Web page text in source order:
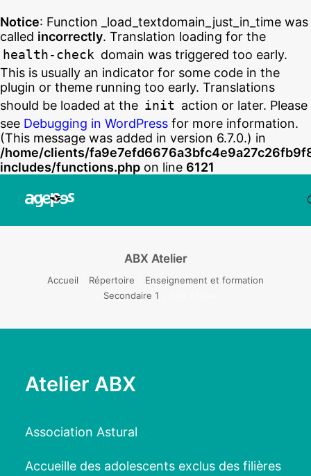
Notice: Function _load_textdomain_just_in_time was
called incorrectly. Translation loading for the
health-check domain was triggered too early.
This is usually an indicator for some code in the
plugin or theme running too early. Translations
should be loaded at the init action or later. Please
see Debugging in WordPress for more information.
(This message was added in version 6.7.0.) in
/home/clients/
includes/functions.php on line 6121
ABX Atelier
Accueil Répertoire
Enseignement et formation
Secondaire 1
Atelier ABX
Association Astural
Accueille des adolescents exclus des filières